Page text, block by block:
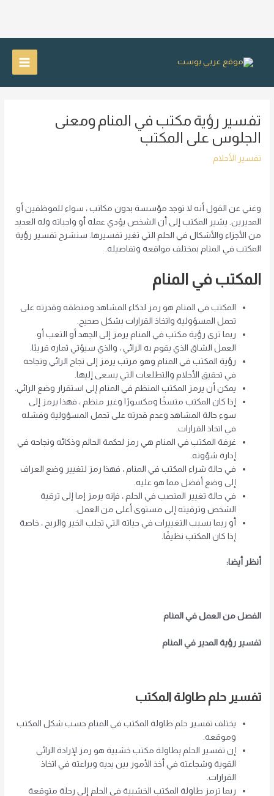
Main
تفسير رؤية مكتب في المنام ومعنى
الجلوس على المكتب
تفسير الأحلام
وغني عن القول أنه لا توجد مؤسسة بدون مكاتب ، سواء للموظفين أو
المديرين. يشير المكتب إلى أن الشخص يؤدي عمله أو واجباته وله العديد
من الأجزاء والأشكال في الحلم التي تغير تفسيرها. سنشرح تفسير رؤية
المكتب في المنام بمختلف مواقعه وتفاصيله.
المكتب في المنام
المكتب في المنام هو رمز لذكاء المشاهد ومنطقه وقدرته على
تحمل المسؤولية واتخاذ القرارات بشكل صحيح.
ربما ترى رؤية مكتب في المنام يرمز إلى الجهد أو التعب أو
العمل الشاق الذي يقوم به الرائي ، والذي سيؤتي ثماره قريبًا.
رؤية المكتب في المنام وهو مرتب يرمز إلى نجاح الرائي ونجاحه
في تحقيق الأحلام والتطلعات التي يسعى إليها.
يمكن أن يرمز المكتب المنظم في المنام إلى استقرار وضع الرائي.
إذا كان المكتب متسخًا ومكسورًا وغير منظم ، فهذا يرمز إلى
سوء حالة المشاهد وعدم قدرته على تحمل المسؤولية وفشله
في اتخاذ القرارات.
غرفة المكتب في المنام هي رمز لحكمة الحالم وذكائه ونجاحه في
إدارة شؤونه.
في حالة شراء المكتب في المنام ، فهذا رمز لتغيير وضع العراف
إلى وضع أفضل مما هو عليه.
في حالة تغيير المنصب في الحلم ، فإنه يرمز إما إلى ترقية
الشخص وترقيته إلى مستوى أعلى من العمل.
أو ربما بسبب التغييرات في حياته التي تجلب الخير والربح ، خاصة
إذا كان المكتب نظيفًا.
أنظر أيضا:
الفصل من العمل في المنام
تفسير رؤية المدير في المنام
تفسير حلم طاولة المكتب
يختلف تفسير حلم طاولة المكتب في المنام حسب شكل المكتب
وموقعه.
إن تفسير الحلم بطاولة مكتب خشبية هو رمز لإرادة الرائي
القوية وشجاعته في أخذ الأمور بين يديه وبراعته في اتخاذ
القرارات.
ربما ترمز طاولة المكتب الخشبية في الحلم إلى رحلة متوقعة